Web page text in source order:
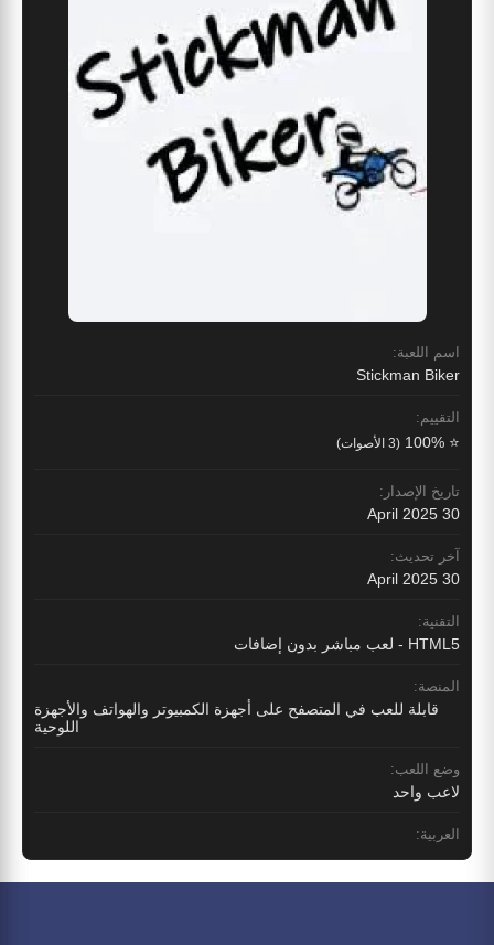
اسم اللعبة:
Stickman Biker
التقييم:
⭐ 100% (3 الأصوات)
تاريخ الإصدار:
30 April 2025
آخر تحديث:
30 April 2025
التقنية:
HTML5 - لعب مباشر بدون إضافات
المنصة:
قابلة للعب في المتصفح على أجهزة الكمبيوتر والهواتف والأجهزة
اللوحية
وضع اللعب:
لاعب واحد
العربية: